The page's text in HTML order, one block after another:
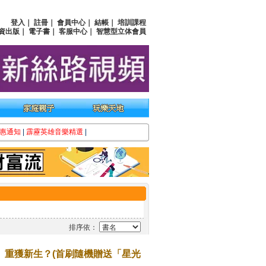
登入 註冊 會員中心｜ 結帳
培訓課程
出版 電子書 客服中心｜ 智慧型立体會員
通知 霹靂英雄音樂精選
排序依：
獲新生？(首刷隨機贈送「星光